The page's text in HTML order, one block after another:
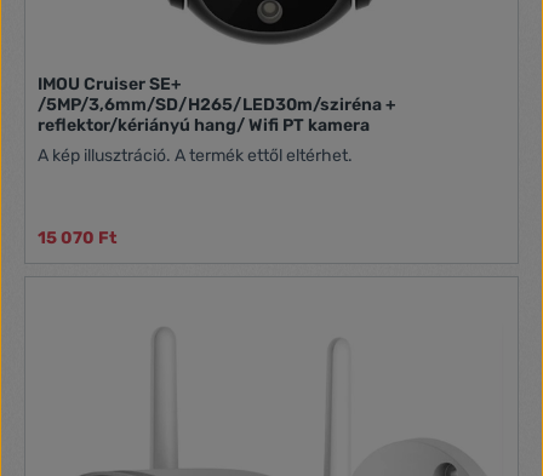
IMOU Cruiser SE+
/5MP/3,6mm/SD/H265/LED30m/sziréna +
reflektor/kériányú hang/ Wifi PT kamera
A kép illusztráció. A termék ettől eltérhet.
15 070 Ft